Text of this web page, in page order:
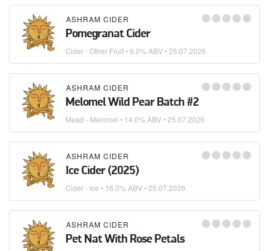
ASHRAM CIDER
Pomegranat Cider
Cider - Other Fruit• 6.0% ABV •25.07.2026
ASHRAM CIDER
Melomel Wild Pear Batch #2
Mead - Melomel • 14.0% ABV •25.07.2026
ASHRAM CIDER
Ice Cider (2025)
Cider - Ice • 16.0% ABV •25.07.2026
ASHRAM CIDER
Pet Nat With Rose Petals